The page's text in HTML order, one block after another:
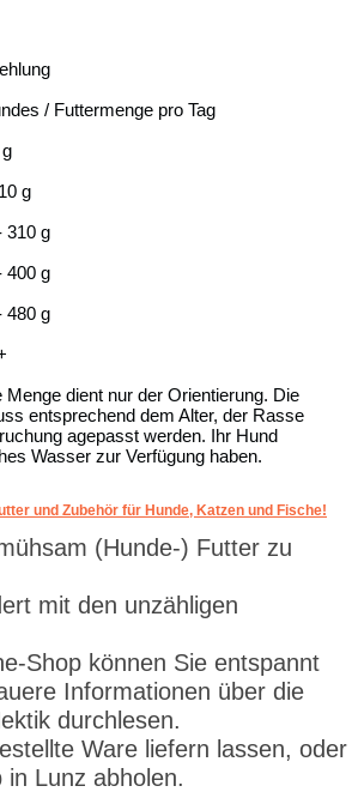
/ Futtermenge pro Tag
g
310 g
400 g
480 g
Menge dient nur der Orientierung. Die
entsprechend dem Alter, der Rasse
agepasst werden. Ihr Hund
Wasser zur Verfügung haben.
und Zubehör für Hunde, Katzen und Fische!
(Hunde-) Futter zu
mit den unzähligen
Shop können Sie entspannt
Informationen über die
durchlesen.
Ware liefern lassen, oder
Lunz abholen.